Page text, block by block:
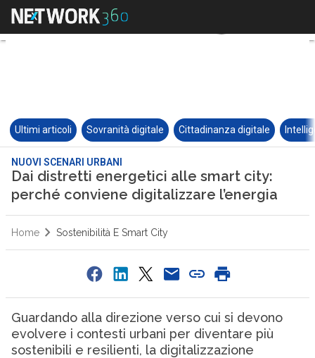
Ultimi articoli Sovranità digitale Cittadinanza digitale
NUOVI SCENARI URBANI
Dai distretti energetici alle smart city:
perché conviene digitalizzare l’energia
Home Sostenibilità E Smart City
Guardando alla direzione verso cui si devono
evolvere i contesti urbani per diventare più
sostenibili e resilienti, la digitalizzazione